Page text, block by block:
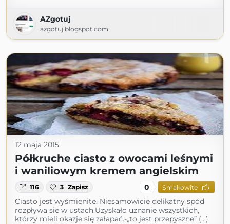
AZgotuj
azgotuj.blogspot.com
12 maja 2015
Półkruche ciasto z owocami leśnymi
i waniliowym kremem angielskim
116 3 Zapisz 0 Smakowite
Ciasto jest wyśmienite. Niesamowicie delikatny spód
rozpływa sie w ustach.Uzyskało uznanie wszystkich,
którzy mieli okazje się załapać.-„to jest przepyszne” (...)